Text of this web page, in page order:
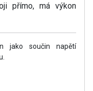
přímo, má výkon
jako součin napětí